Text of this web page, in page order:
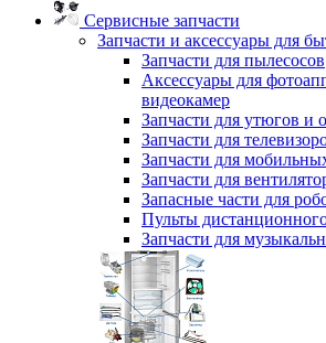
Сервисные запчасти
Запчасти и аксессуары для
Запчасти для пылесосов
Аксессуары для
видеокамер
Запчасти для утюгов и
Запчасти для
Запчасти для
Запчасти для
Запасные части для
Пульты
Запчасти для